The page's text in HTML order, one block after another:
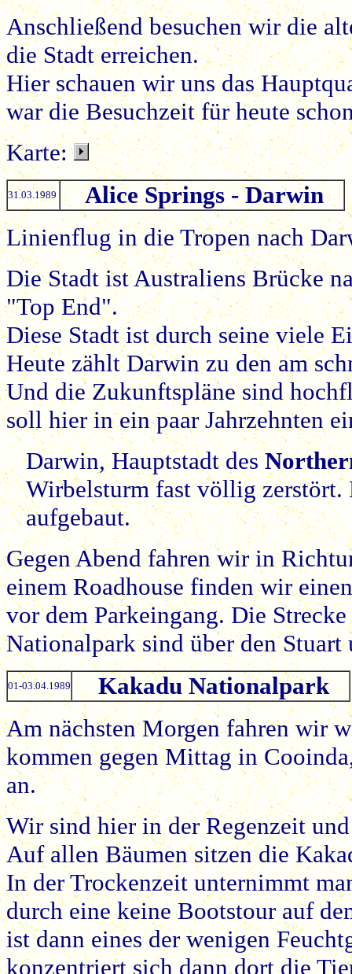
Anschließend besuchen wir die
die Stadt erreichen.
Hier schauen wir uns das
war die Besuchzeit für heute
Karte:
31.03.1989
Alice Springs - Darwin
Linienflug in die Tropen nach
Die Stadt ist Australiens Brücke
"Top End".
Diese Stadt ist durch seine viele
Heute zählt Darwin zu den am
Und die Zukunftspläne sind
soll hier in ein paar Jahrzehnten
Darwin, Hauptstadt des
Wirbelsturm fast völlig zerstört.
aufgebaut.
Gegen Abend fahren wir in
einem Roadhouse finden wir
vor dem Parkeingang. Die
Nationalpark sind über den
01-03.04.1989
Kakadu Nationalpark
Am nächsten Morgen fahren wir
kommen gegen Mittag in
an.
Wir sind hier in der Regenzeit
Auf allen Bäumen sitzen die
In der Trockenzeit unternimmt
durch eine keine Bootstour auf
ist dann eines der wenigen
konzentriert sich dann dort die